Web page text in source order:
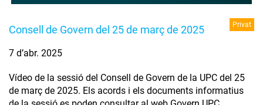
Consell de Govern del 25 de març de 2025 Privat
7 d’abr. 2025
Vídeo de la sessió del Consell de Govern de la UPC del 25
de març de 2025. Els acords i els documents informatius